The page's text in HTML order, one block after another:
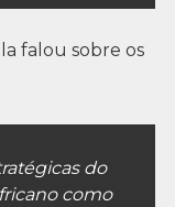
falou sobre os
do
como